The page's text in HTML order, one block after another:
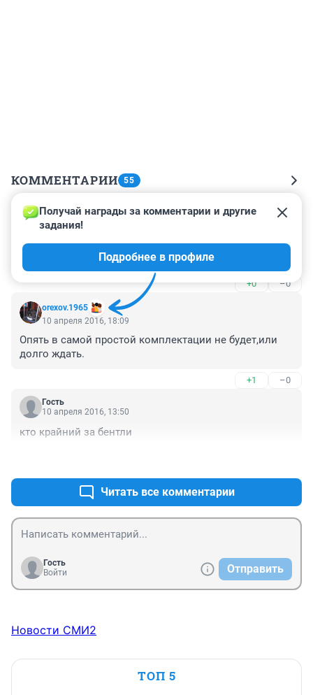
КОММЕНТАРИИ 55
Гость
10 апреля 2016, 18:18
В стране обнищание а они рекламируют такие
машины. Видимо специально.
+0 –0
orexov.1965
Получай награды за комментарии и другие
задания!
Подробнее в профиле
10 апреля 2016, 18:09
Опять в самой простой комплектации не будет,или
долго ждать.
+1 –0
Гость
10 апреля 2016, 13:50
кто крайний за бентли
Читать все комментарии
Гость
Войти
Отправить
Новости СМИ2
ТОП 5